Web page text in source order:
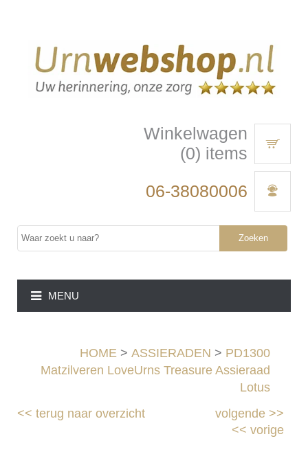
Winkelwagen
(0) items
06-38080006
Zoeken
MENU
HOME > ASSIERADEN > PD1300
Matzilveren LoveUrns Treasure Assieraad
Lotus
<<terug naar overzicht volgende>>
<< vorige